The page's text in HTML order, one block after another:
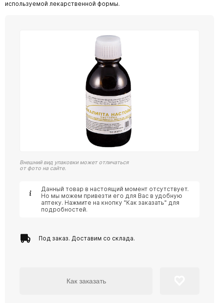
используемой лекарственной формы.
Внешний вид упаковки может отличаться
от фото на сайте.
Данный товар в настоящий момент отсутствует.
Но мы можем привезти его для Вас в удобную
аптеку. Нажмите на кнопку "Как заказать" для
подробностей.
Под заказ. Доставим со склада.
Как заказать